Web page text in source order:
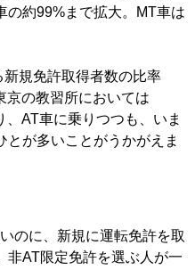
の約99%まで拡大。MT車は
規免許取得者数の比率
京の教習所においては
AT車に乗りつつも、いま
とが多いことがうかがえま
のに、新規に運転免許を取
非AT限定免許を選ぶ人が一